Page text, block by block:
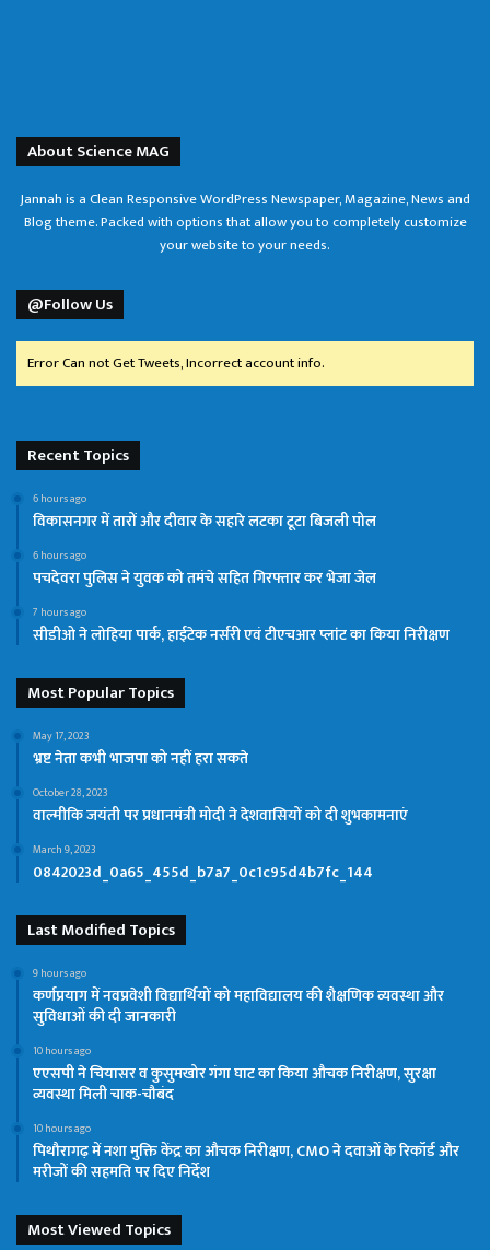
About Science MAG
Jannah is a Clean Responsive WordPress Newspaper, Magazine, News and
Blog theme. Packed with options that allow you to completely customize
your website to your needs.
@Follow Us
Error Can not Get Tweets, Incorrect account info.
Recent Topics
6 hours ago
विकासनगर में तारों और दीवार के सहारे लटका टूटा बिजली पोल
6 hours ago
पचदेवरा पुलिस ने युवक को तमंचे सहित गिरफ्तार कर भेजा जेल
7 hours ago
सीडीओ ने लोहिया पार्क, हाईटेक नर्सरी एवं टीएचआर प्लांट का किया निरीक्षण
Most Popular Topics
May 17, 2023
भ्रष्ट नेता कभी भाजपा को नहीं हरा सकते
October 28, 2023
वाल्मीकि जयंती पर प्रधानमंत्री मोदी ने देशवासियों को दी शुभकामनाएं
March 9, 2023
0842023d_0a65_455d_b7a7_0c1c95d4b7fc_144
Last Modified Topics
9 hours ago
कर्णप्रयाग में नवप्रवेशी विद्यार्थियों को महाविद्यालय की शैक्षणिक व्यवस्था और
सुविधाओं की दी जानकारी
10 hours ago
एएसपी ने चियासर व कुसुमखोर गंगा घाट का किया औचक निरीक्षण, सुरक्षा
व्यवस्था मिली चाक-चौबंद
10 hours ago
पिथौरागढ़ में नशा मुक्ति केंद्र का औचक निरीक्षण, CMO ने दवाओं के रिकॉर्ड और
मरीजों की सहमति पर दिए निर्देश
Most Viewed Topics